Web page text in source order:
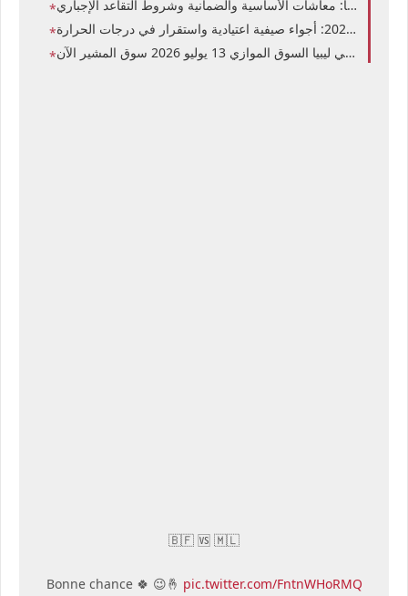
تحديث سعر الدولار اليوم في ليبيا السوق الموازي 13 يوليو 2026 سوق المشير الآن
🇧🇫 🆚 🇲🇱
Bonne chance 🍀 😉🤞 pic.twitter.com/FntnWHoRMQ